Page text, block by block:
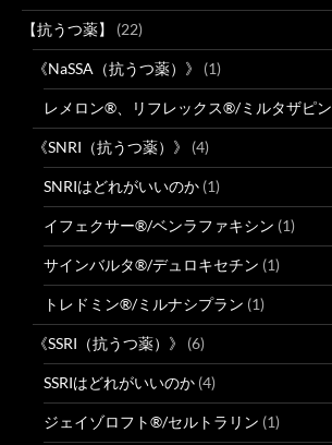
【抗うつ薬】 (22)
《NaSSA（抗うつ薬）》 (1)
レメロン®、リフレックス®/ミルタザピン
《SNRI（抗うつ薬）》 (4)
SNRIはどれがいいのか (1)
イフェクサー®/ベンラファキシン (1)
サインバルタ®/デュロキセチン (1)
トレドミン®/ミルナシプラン (1)
《SSRI（抗うつ薬）》 (6)
SSRIはどれがいいのか (4)
ジェイゾロフト®/セルトラリン (1)